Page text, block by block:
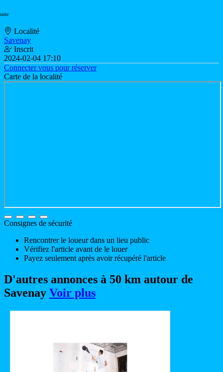
Localité
Savenay
Inscrit
2024-02-04 17:10
Connecter vous pour réserver
Carte de la localité
Consignes de sécurité
Rencontrer le loueur dans un lieu public
Vérifiez l'article avant de le louer
Payez seulement après avoir récupéré l'article
D'autres annonces à 50 km autour de
Savenay Voir plus